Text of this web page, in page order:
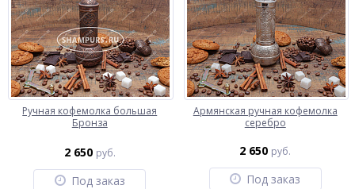
Ручная кофемолка большая
Бронза
2 650 руб.
Под заказ
Армянская ручная кофемолка
серебро
2 650 руб.
Под заказ